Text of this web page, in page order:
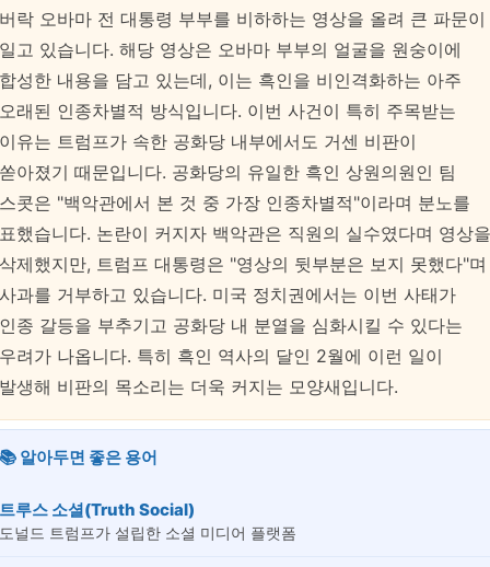
버락 오바마 전 대통령 부부를 비하하는 영상을 올려 큰 파문이
일고 있습니다. 해당 영상은 오바마 부부의 얼굴을 원숭이에
합성한 내용을 담고 있는데, 이는 흑인을 비인격화하는 아주
오래된 인종차별적 방식입니다. 이번 사건이 특히 주목받는
이유는 트럼프가 속한 공화당 내부에서도 거센 비판이
쏟아졌기 때문입니다. 공화당의 유일한 흑인 상원의원인 팀
스콧은 "백악관에서 본 것 중 가장 인종차별적"이라며 분노를
표했습니다. 논란이 커지자 백악관은 직원의 실수였다며 영상을
삭제했지만, 트럼프 대통령은 "영상의 뒷부분은 보지 못했다"며
사과를 거부하고 있습니다. 미국 정치권에서는 이번 사태가
인종 갈등을 부추기고 공화당 내 분열을 심화시킬 수 있다는
우려가 나옵니다. 특히 흑인 역사의 달인 2월에 이런 일이
발생해 비판의 목소리는 더욱 커지는 모양새입니다.
📚 알아두면 좋은 용어
트루스 소셜(Truth Social)
도널드 트럼프가 설립한 소셜 미디어 플랫폼